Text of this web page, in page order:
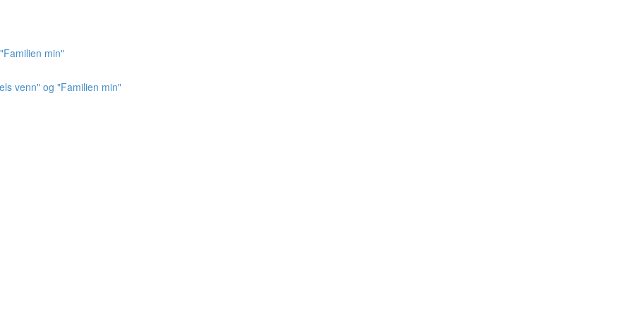
min"
venn" og "Familien min"